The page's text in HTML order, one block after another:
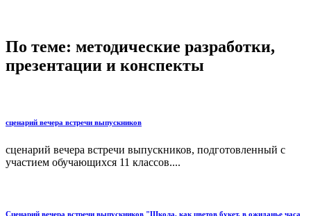
По теме: методические разработки,
презентации и конспекты
сценарий вечера встречи выпускников
сценарий вечера встречи выпускников, подготовленный с
участием обучающихся 11 классов....
Сценарий вечера встречи выпускников "Школа, как цветов букет, в ожиданье часа